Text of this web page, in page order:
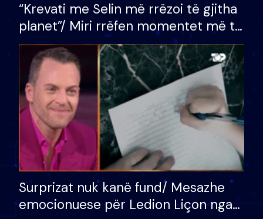
“Krevati me Selin më rrëzoi të gjitha
planet”/ Miri rrëfen momentet më të
bukura në shtëpinë e BB VIP: Do më
mungojë zilja e mëngjesit kur…
Surprizat nuk kanë fund/ Mesazhe
emocionuese për Ledion Liçon nga